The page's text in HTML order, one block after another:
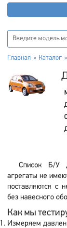
Главная Каталог
Список Б/У
агрегаты не
поставляются с
без навесного
Как мы
Измеряем